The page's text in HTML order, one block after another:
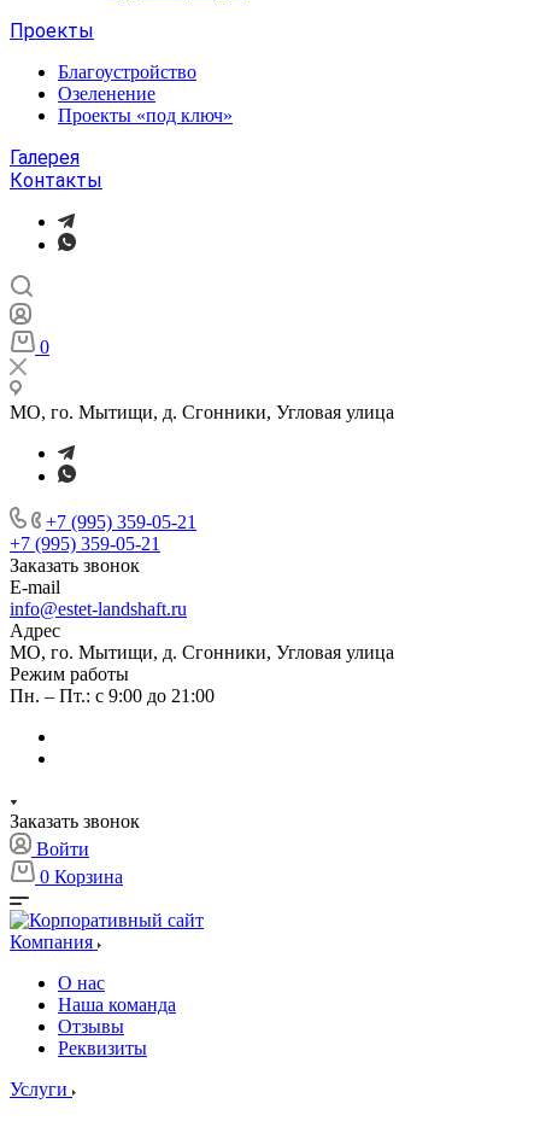
Проекты
Благоустройство
Озеленение
Проекты «под ключ»
Галерея
Контакты
0
МО, го. Мытищи, д. Сгонники, Угловая улица
+7 (995) 359-05-21
+7 (995) 359-05-21
Заказать звонок
E-mail
info@estet-landshaft.ru
Адрес
МО, го. Мытищи, д. Сгонники, Угловая улица
Режим работы
Пн. – Пт.: с 9:00 до 21:00
Заказать звонок
Войти
0 Корзина
Компания
О нас
Наша команда
Отзывы
Реквизиты
Услуги